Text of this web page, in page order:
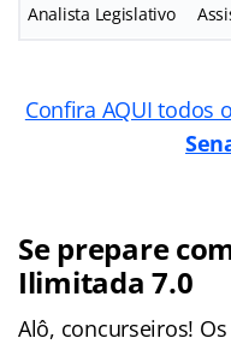
Analista Legislativo
Confira AQUI todos
Se prepare
Ilimitada 7.0
Alô, concurseiros!